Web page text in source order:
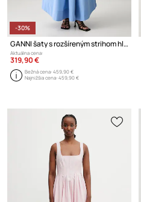
-30%
GANNI šaty s rozšíreným strihom hladké bavlnené
Aktuálna cena:
319,90 €
Bežná cena:459,90 €
Najnižšia cena:459,90 €